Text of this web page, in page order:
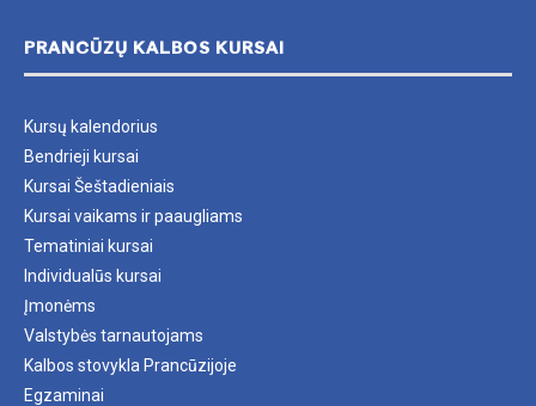
PRANCŪZŲ KALBOS KURSAI
Kursų kalendorius
Bendrieji kursai
Kursai Šeštadieniais
Kursai vaikams ir paaugliams
Tematiniai kursai
Individualūs kursai
Įmonėms
Valstybės tarnautojams
Kalbos stovykla Prancūzijoje
Egzaminai